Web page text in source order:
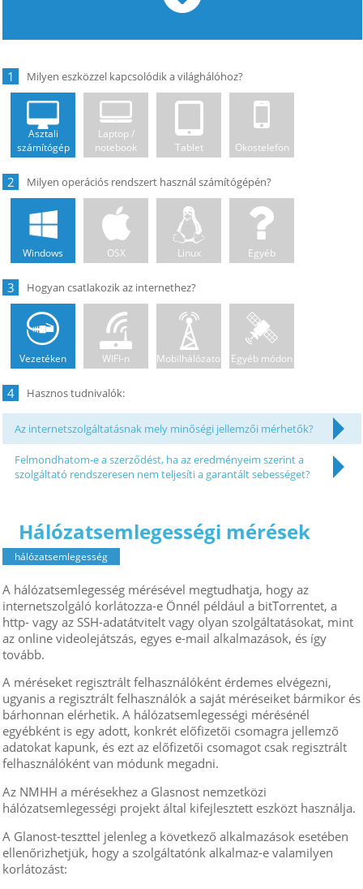
1
Asztali
számítógép
Laptop /
notebook
Tablet Okostelefon
2
Windows OSX Linux Egyéb
3
Vezetéken WIFI-n Mobilhálózaton Egyéb módon
4
Az internetszolgáltatásnak mely minőségi jellemzői mérhetők?
Felmondhatom-e a szerződést, ha az eredményeim szerint a
szolgáltató rendszeresen nem teljesíti a garantált sebességet?
Hálózatsemlegességi mérések
hálózatsemlegesség
A hálózatsemlegesség mérésével megtudhatja, hogy az
internetszolgáló korlátozza-e Önnél például a bitTorrentet, a
http- vagy az SSH-adatátvitelt vagy olyan szolgáltatásokat, mint
az online videolejátszás, egyes e-mail alkalmazások, és így
tovább.
A méréseket regisztrált felhasználóként érdemes elvégezni,
ugyanis a regisztrált felhasználók a saját méréseiket bármikor és
bárhonnan elérhetik. A hálózatsemlegességi mérésénél
egyébként is egy adott, konkrét előfizetői csomagra jellemző
adatokat kapunk, és ezt az előfizetői csomagot csak regisztrált
felhasználóként van módunk megadni.
Az NMHH a mérésekhez a Glasnost nemzetközi
hálózatsemlegességi projekt által kifejlesztett eszközt használja.
A Glanost-teszttel jelenleg a következő alkalmazások esetében
ellenőrizhetjük, hogy a szolgáltatónk alkalmaz-e valamilyen
korlátozást: